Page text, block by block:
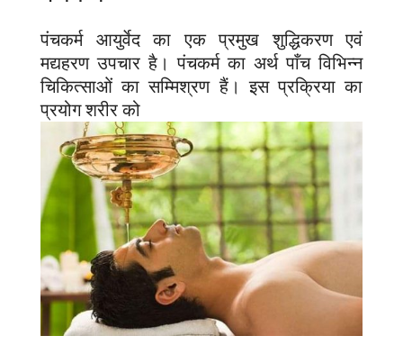
पंचकर्म आयुर्वेद का एक प्रमुख शुद्धिकरण एवं
मद्यहरण उपचार है। पंचकर्म का अर्थ पाँच विभिन्न
चिकित्साओं का सम्मिश्रण हैं। इस प्रक्रिया का
प्रयोग शरीर को